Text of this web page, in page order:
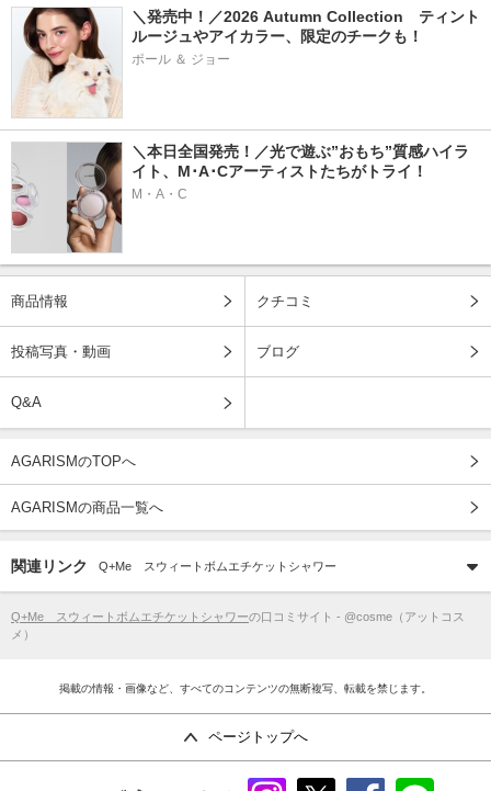
＼発売中！／2026 Autumn Collection　ティント
ルージュやアイカラー、限定のチークも！
ポール ＆ ジョー
＼本日全国発売！／光で遊ぶ”おもち”質感ハイラ
イト、M･A･Cアーティストたちがトライ！
M・A・C
商品情報 クチコミ
投稿写真・動画 ブログ
Q&A
AGARISMのTOPへ
AGARISMの商品一覧へ
関連リンク Q+Me スウィートボムエチケットシャワー
Q+Me スウィートボムエチケットシャワーの口コミサイト - @cosme（アットコス
メ）
掲載の情報・画像など、すべてのコンテンツの無断複写、転載を禁じます。
ページトップへ